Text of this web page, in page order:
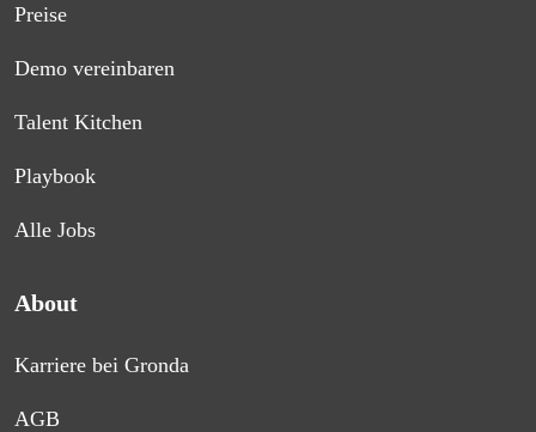
Preise
Demo vereinbaren
Talent Kitchen
Playbook
Alle Jobs
About
Karriere bei Gronda
AGB